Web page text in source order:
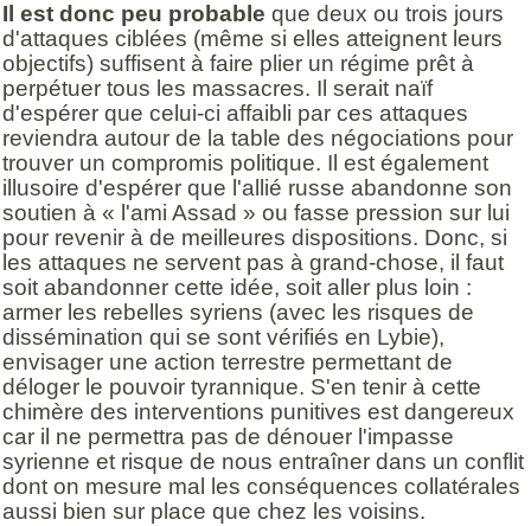
Il est donc peu probable que deux ou trois jours
d'attaques ciblées (même si elles atteignent leurs
objectifs) suffisent à faire plier un régime prêt à
perpétuer tous les massacres. Il serait naïf
d'espérer que celui-ci affaibli par ces attaques
reviendra autour de la table des négociations pour
trouver un compromis politique. Il est également
illusoire d'espérer que l'allié russe abandonne son
soutien à « l'ami Assad » ou fasse pression sur lui
pour revenir à de meilleures dispositions. Donc, si
les attaques ne servent pas à grand-chose, il faut
soit abandonner cette idée, soit aller plus loin :
armer les rebelles syriens (avec les risques de
dissémination qui se sont vérifiés en Lybie),
envisager une action terrestre permettant de
déloger le pouvoir tyrannique. S'en tenir à cette
chimère des interventions punitives est dangereux
car il ne permettra pas de dénouer l'impasse
syrienne et risque de nous entraîner dans un conflit
dont on mesure mal les conséquences collatérales
aussi bien sur place que chez les voisins.